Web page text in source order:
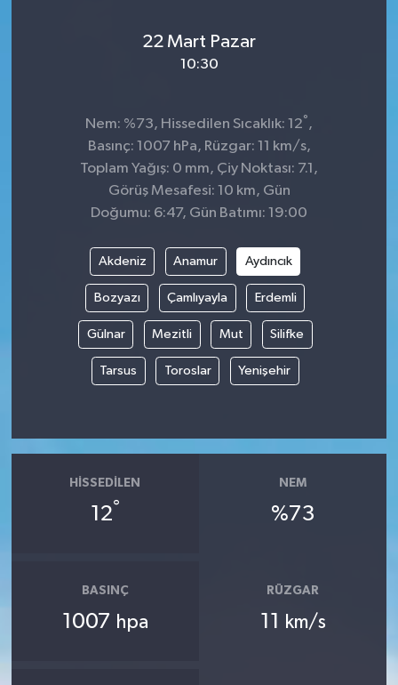
22 Mart Pazar
10:30
Nem: %73, Hissedilen Sıcaklık: 12° ,
Basınç: 1007 hPa, Rüzgar: 11 km/s,
Toplam Yağış: 0 mm, Çiy Noktası: 7.1,
Görüş Mesafesi: 10 km, Gün
Doğumu: 6:47, Gün Batımı: 19:00
Akdeniz Anamur Aydıncık
Bozyazı Çamlıyayla Erdemli
Gülnar Mezitli Mut Silifke
Tarsus Toroslar Yenişehir
HISSEDILEN
12°
NEM
%73
BASINÇ
1007 hpa
RÜZGAR
11 km/s